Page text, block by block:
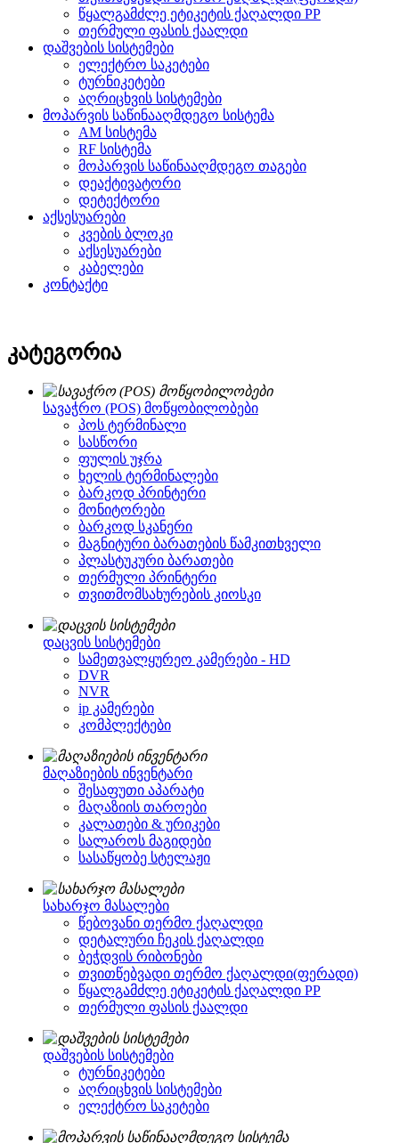
წყალგამძლე ეტიკეტის ქაღალდი PP
თერმული ფასის ქაალდი
დაშვების სისტემები
ელექტრო საკეტები
ტურნიკეტები
აღრიცხვის სისტემები
მოპარვის საწინააღმდეგო სისტემა
AM სისტემა
RF სისტემა
მოპარვის საწინააღმდეგო თაგები
დეაქტივატორი
დეტექტორი
აქსესუარები
კვების ბლოკი
აქსესუარები
კაბელები
კონტაქტი
კატეგორია
სავაჭრო (POS) მოწყობილობები
პოს ტერმინალი
სასწორი
ფულის უჯრა
ხელის ტერმინალები
ბარკოდ პრინტერი
მონიტორები
ბარკოდ სკანერი
მაგნიტური ბარათების წამკითხველი
პლასტუკური ბარათები
თერმული პრინტერი
თვითმომსახურების კიოსკი
დაცვის სისტემები
სამეთვალყურეო კამერები - HD
DVR
NVR
ip კამერები
კომპლექტები
მაღაზიების ინვენტარი
შესაფუთი აპარატი
მაღაზიის თაროები
კალათები & ურიკები
სალაროს მაგიდები
სასაწყობე სტელაჟი
სახარჯო მასალები
წებოვანი თერმო ქაღალდი
დეტალური ჩეკის ქაღალდი
ბეჭდვის რიბონები
თვითწებვადი თერმო ქაღალდი(ფერადი)
წყალგამძლე ეტიკეტის ქაღალდი PP
თერმული ფასის ქაალდი
დაშვების სისტემები
ტურნიკეტები
აღრიცხვის სისტემები
ელექტრო საკეტები